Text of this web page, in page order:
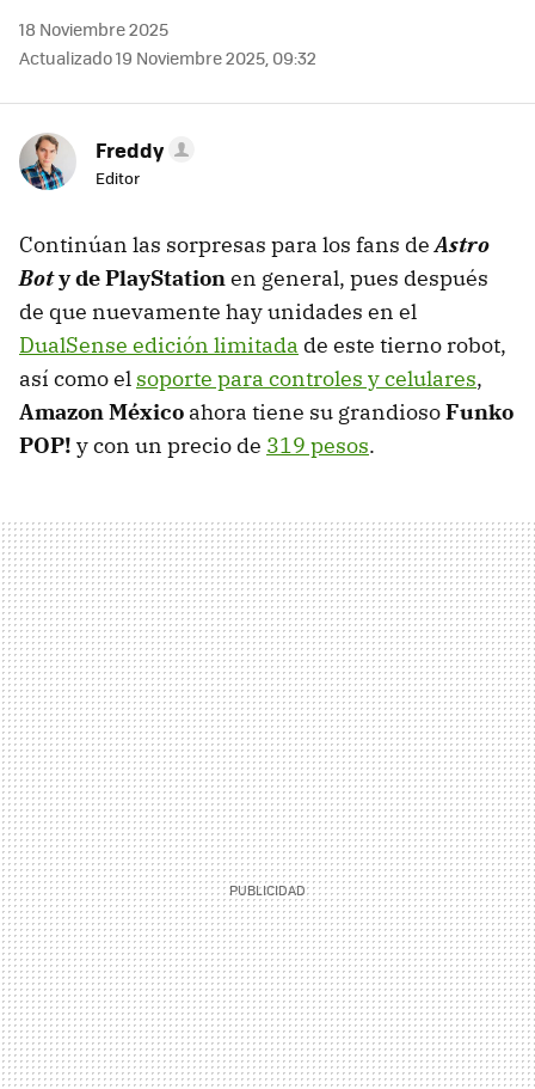
18 Noviembre 2025
Actualizado 19 Noviembre 2025, 09:32
Freddy
Editor
Continúan las sorpresas para los fans deAstro
Boty de PlayStationen general, pues después
de que nuevamente hay unidades en el
DualSense edición limitada de este tierno robot,
así como el soporte para controles y celulares,
Amazon México ahora tiene su grandiosoFunko
POP! y con un precio de 319 pesos.